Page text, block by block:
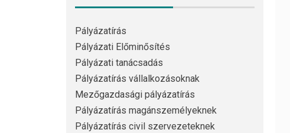
Pályázatírás
Pályázati Előminősítés
Pályázati tanácsadás
Pályázatírás vállalkozásoknak
Mezőgazdasági pályázatírás
Pályázatírás magánszemélyeknek
Pályázatírás civil szervezeteknek